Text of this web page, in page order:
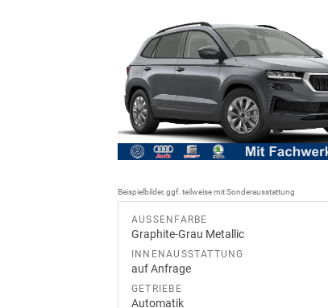
Beispielbilder, ggf. teilweise mit Sonderausstattung
AUSSENFARBE
Graphite-Grau Metallic
INNENAUSSTATTUNG
auf Anfrage
GETRIEBE
Automatik